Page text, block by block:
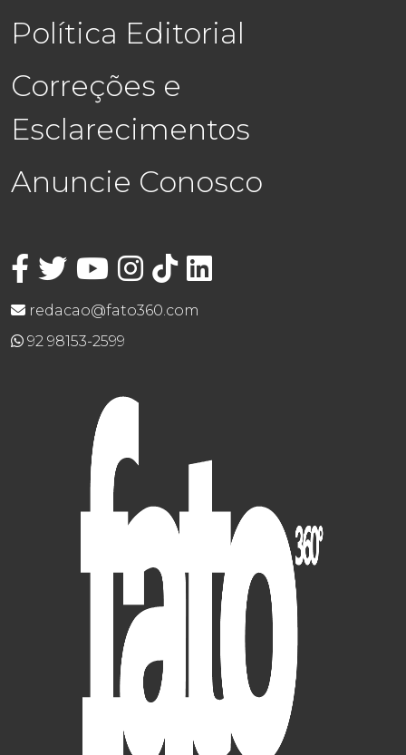
Política Editorial
Correções e
Esclarecimentos
Anuncie Conosco
redacao@fato360.com
92 98153-2599